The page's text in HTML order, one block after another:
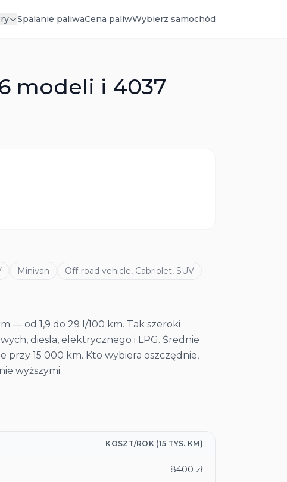
Spalanie paliwaCena paliwWybierz samochód
modeli i 4037
Minivan
Off-road vehicle, Cabriolet, SUV
— od 1,9 do 29 l/100 km. Tak szeroki
diesla, elektrycznego i LPG. Średnie
przy 15 000 km. Kto wybiera oszczędnie,
wyższymi.
KOSZT/ROK (15 TYS. KM)
8400 zł